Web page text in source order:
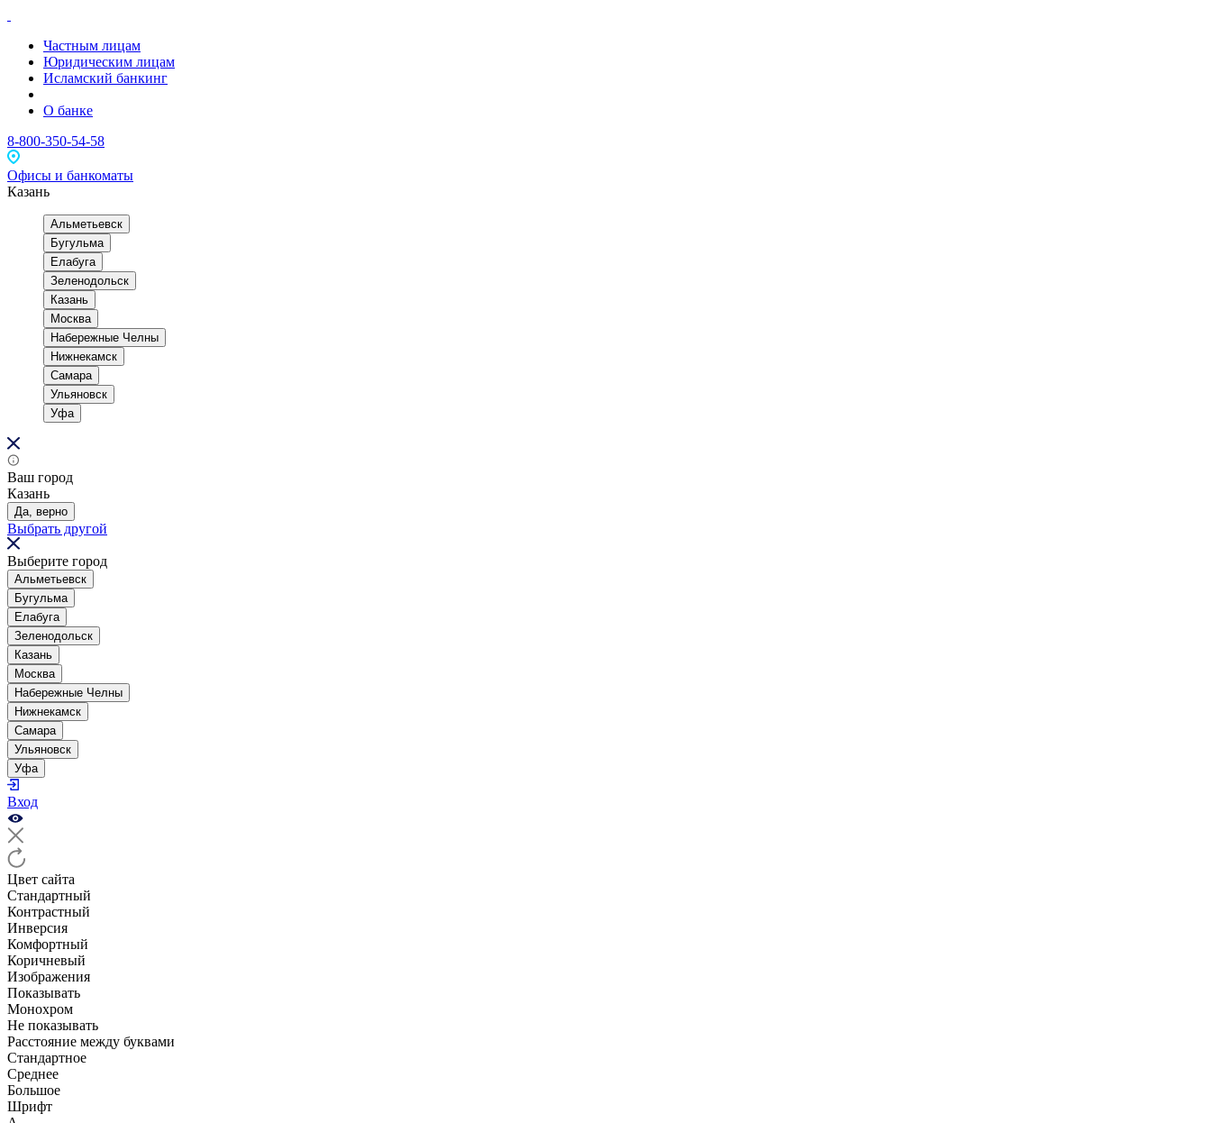
Частным лицам
Юридическим лицам
Исламский банкинг
О банке
8-800-350-54-58
Офисы и банкоматы
Казань
Альметьевск
Бугульма
Елабуга
Зеленодольск
Казань
Москва
Набережные Челны
Нижнекамск
Самара
Ульяновск
Уфа
Ваш город
Казань
Да, верно
Выбрать другой
Выберите город
Альметьевск
Бугульма
Елабуга
Зеленодольск
Казань
Москва
Набережные Челны
Нижнекамск
Самара
Ульяновск
Уфа
Вход
Цвет сайта
Стандартный
Контрастный
Инверсия
Комфортный
Коричневый
Изображения
Показывать
Монохром
Не показывать
Расстояние между буквами
Стандартное
Среднее
Большое
Шрифт